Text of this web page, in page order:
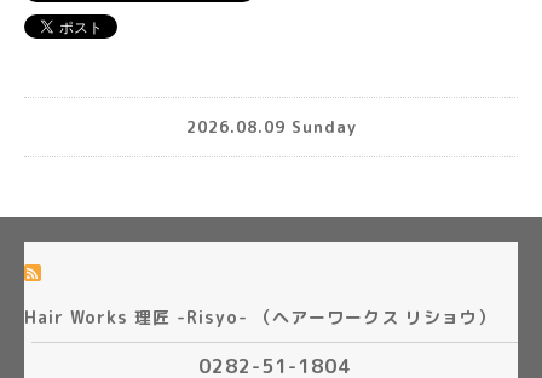
2026.08.09 Sunday
Hair Works 理匠 -Risyo- （ヘアーワークス リショウ）
0282-51-1804